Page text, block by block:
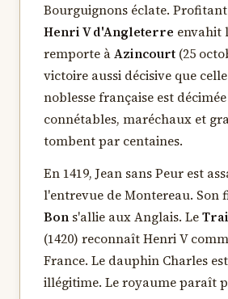
Bourguignons éclate. Profitant
Henri V d'Angleterre envahit
remporte àAzincourt(25
victoire aussi décisive que
noblesse française est
connétables, maréchaux et
tombent par centaines.
En 1419, Jean sans Peur est
l'entrevue de Montereau. Son
Bons'allie aux Anglais. Le
(1420) reconnaît Henri V
France. Le dauphin Charles
illégitime. Le royaume paraît